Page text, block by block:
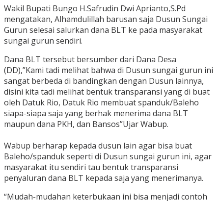
Wakil Bupati Bungo H.Safrudin Dwi Aprianto,S.Pd
mengatakan, Alhamdulillah barusan saja Dusun Sungai
Gurun selesai salurkan dana BLT ke pada masyarakat
sungai gurun sendiri.
Dana BLT tersebut bersumber dari Dana Desa
(DD),”Kami tadi melihat bahwa di Dusun sungai gurun ini
sangat berbeda di bandingkan dengan Dusun lainnya,
disini kita tadi melihat bentuk transparansi yang di buat
oleh Datuk Rio, Datuk Rio membuat spanduk/Baleho
siapa-siapa saja yang berhak menerima dana BLT
maupun dana PKH, dan Bansos”Ujar Wabup.
Wabup berharap kepada dusun lain agar bisa buat
Baleho/spanduk seperti di Dusun sungai gurun ini, agar
masyarakat itu sendiri tau bentuk transparansi
penyaluran dana BLT kepada saja yang menerimanya.
“Mudah-mudahan keterbukaan ini bisa menjadi contoh